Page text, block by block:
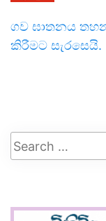
ගව ඝාතනය
කිරීමට සැරසෙයි.